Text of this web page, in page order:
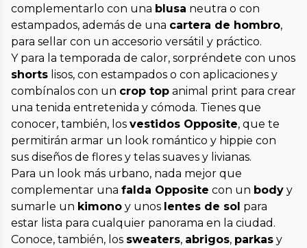
complementarlo con una blusa neutra o con
estampados, además de una cartera de hombro,
para sellar con un accesorio versátil y práctico.
Y para la temporada de calor, sorpréndete con unos
shorts lisos, con estampados o con aplicaciones y
combínalos con un crop top animal print para crear
una tenida entretenida y cómoda. Tienes que
conocer, también, los vestidos Opposite, que te
permitirán armar un look romántico y hippie con
sus diseños de flores y telas suaves y livianas.
Para un look más urbano, nada mejor que
complementar una falda Opposite con un body y
sumarle un kimono y unos lentes de sol para
estar lista para cualquier panorama en la ciudad.
Conoce, también, los sweaters, abrigos, parkas y